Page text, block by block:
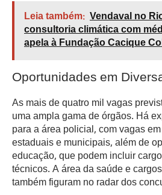
Leia também: Vendaval no
consultoria climática com
apela à Fundação Cacique
Oportunidades em
As mais de quatro mil vagas
uma ampla gama de órgãos. Há
para a área policial, com vagas
estaduais e municipais, além de
educação, que podem incluir
técnicos. A área da saúde e
também figuram no radar dos